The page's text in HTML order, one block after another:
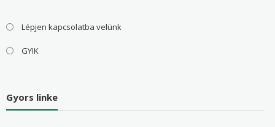
Lépjen kapcsolatba velünk
GYIK
Gyors linke